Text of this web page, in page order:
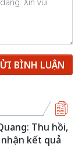
BÌNH LUẬN
Thu hồi,
kết quả